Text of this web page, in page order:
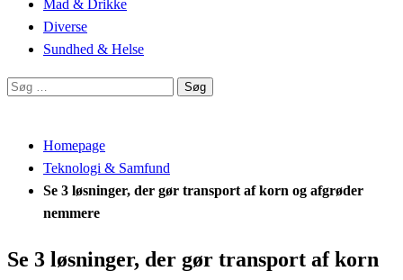
Mad & Drikke
Diverse
Sundhed & Helse
Søg
Homepage
Teknologi & Samfund
Se 3 løsninger, der gør transport af korn og afgrøder
nemmere
Se 3 løsninger, der gør transport af korn